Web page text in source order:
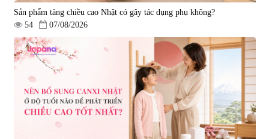
Sản phẩm tăng chiều cao Nhật có gây tác dụng phụ không?
54
07/08/2026